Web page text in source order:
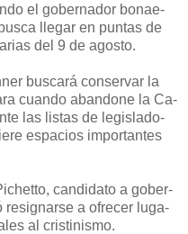
el go­ber­na­dor bo­nae­
lle­gar en pun­tas de
del 9 de agos­to.
bus­ca­rá con­ser­var la
cuan­do aban­do­ne la Ca­
las lis­tas de le­gis­la­do­
es­pa­cios im­por­tan­tes
can­di­da­to a go­ber­
re­sig­narse a ofre­cer lu­ga­
al cris­ti­nis­mo.